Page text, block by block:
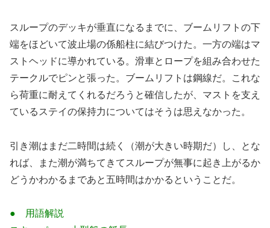
スループのデッキが垂直になるまでに、ブームリフトの下
端をほどいて波止場の係船柱に結びつけた。一方の端はマ
ストヘッドに導かれている。滑車とロープを組み合わせた
テークルでピンと張った。ブームリフトは鋼線だ。これな
ら荷重に耐えてくれるだろうと確信したが、マストを支え
ているステイの保持力についてはそうは思えなかった。
引き潮はまだ二時間は続く（潮が大きい時期だ）し、とな
れば、また潮が満ちてきてスループが無事に起き上がるか
どうかわかるまであと五時間はかかるということだ。
● 用語解説